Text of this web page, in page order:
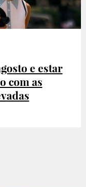
e estar
com as